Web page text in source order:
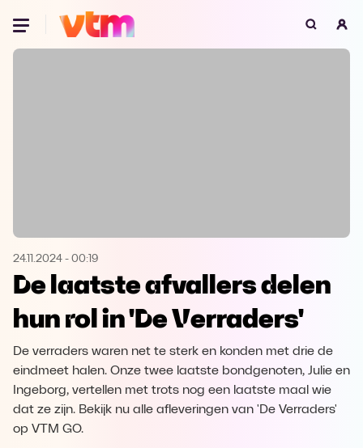
Oeps, browser niet ondersteund
Microsoft Edge Download
Opera Download
24.11.2024 - 00:19
De laatste afvallers delen
hun rol in 'De Verraders'
De verraders waren net te sterk en konden met drie de
eindmeet halen. Onze twee laatste bondgenoten, Julie en
Ingeborg, vertellen met trots nog een laatste maal wie
dat ze zijn. Bekijk nu alle afleveringen van 'De Verraders'
op VTM GO.